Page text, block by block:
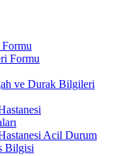
Formu
ve Durak Bilgileri
Acil Durum
Bilgisi